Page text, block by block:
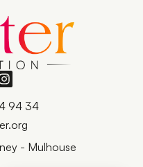
94 34
- Mulhouse